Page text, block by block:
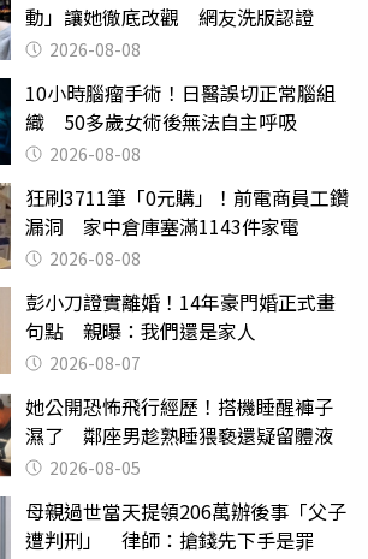
動」讓她徹底改觀 網友洗版認證
2026-08-08
10小時腦瘤手術！日醫誤切正常腦組
織 50多歲女術後無法自主呼吸
2026-08-08
狂刷3711筆「0元購」！前電商員工鑽
漏洞 家中倉庫塞滿1143件家電
2026-08-08
彭小刀證實離婚！14年豪門婚正式畫
句點 親曝：我們還是家人
2026-08-07
她公開恐怖飛行經歷！搭機睡醒褲子
濕了 鄰座男趁熟睡猥褻還疑留體液
2026-08-05
母親過世當天提領206萬辦後事「父子
遭判刑」 律師：搶錢先下手是罪